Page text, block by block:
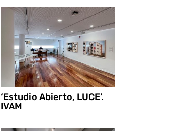
‘Estudio Abierto, LUCE’.
IVAM